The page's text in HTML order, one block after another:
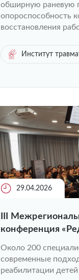
обширную раневую
опороспособность
восстановления
Институт
29.04.2026
III
конференция
вместе» прошла
Около 200
современные
реабилитации